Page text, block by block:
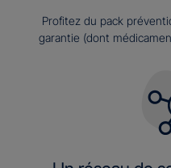
Profitez du pack
garantie (dont